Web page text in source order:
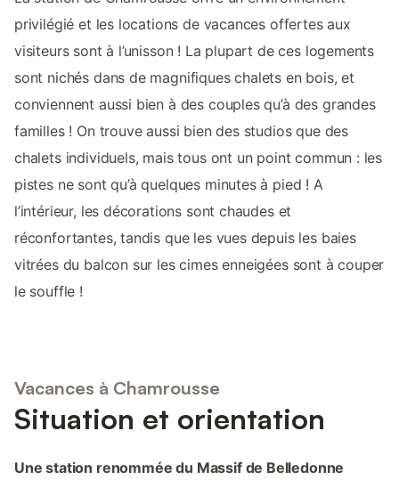
privilégié et les locations de vacances offertes aux
visiteurs sont à l’unisson ! La plupart de ces logements
sont nichés dans de magnifiques chalets en bois, et
conviennent aussi bien à des couples qu’à des grandes
familles ! On trouve aussi bien des studios que des
chalets individuels, mais tous ont un point commun : les
pistes ne sont qu’à quelques minutes à pied ! A
l’intérieur, les décorations sont chaudes et
réconfortantes, tandis que les vues depuis les baies
vitrées du balcon sur les cimes enneigées sont à couper
le souffle !
Vacances à Chamrousse
Situation et orientation
Une station renommée du Massif de Belledonne